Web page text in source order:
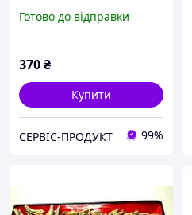
Готово до відправки
370₴
Купити
СЕРВІС-ПРОДУКТ 99%